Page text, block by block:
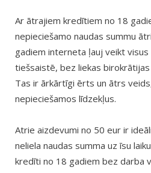
Ar ātrajiem kredītiem no 18
nepieciešamo naudas summu
gadiem interneta ļauj veikt
tiešsaistē, bez liekas
Tas ir ārkārtīgi ērts un ātrs
nepieciešamos līdzekļus.
Atrie aizdevumi no 50 eur ir
neliela naudas summa uz īsu
kredīti no 18 gadiem bez darba